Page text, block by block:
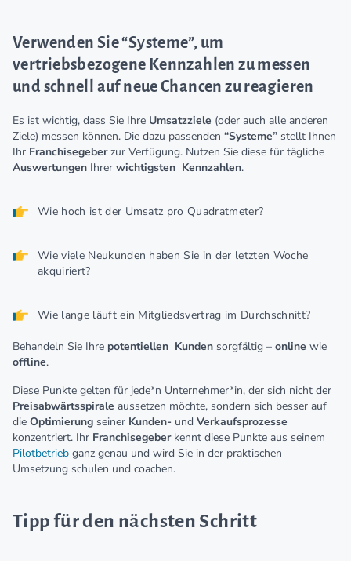
Verwenden Sie “Systeme”, um
vertriebsbezogene Kennzahlen zu messen
und schnell auf neue Chancen zu reagieren
Es ist wichtig, dass Sie Ihre Umsatzziele (oder auch alle anderen
Ziele) messen können. Die dazu passenden “Systeme” stellt Ihnen
Ihr Franchisegeberzur Verfügung. Nutzen Sie diese für tägliche
Auswertungen Ihrer wichtigsten Kennzahlen.
Wie hoch ist der Umsatz pro Quadratmeter?
Wie viele Neukunden haben Sie in der letzten Woche
akquiriert?
Wie lange läuft ein Mitgliedsvertrag im Durchschnitt?
Behandeln Sie Ihre potentiellen Kunden sorgfältig – online wie
offline.
Diese Punkte gelten für jede*n Unternehmer*in, der sich nicht der
Preisabwärtsspirale aussetzen möchte, sondern sich besser auf
die Optimierung seiner Kunden- und Verkaufsprozesse
konzentriert. Ihr Franchisegeberkennt diese Punkte aus seinem
Pilotbetrieb ganz genau und wird Sie in der praktischen
Umsetzung schulen und coachen.
Tipp für den nächsten Schritt